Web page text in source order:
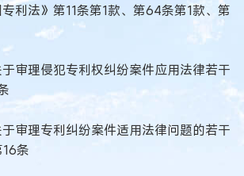
利法》第11条第1款、第64条第1款、第
于审理侵犯专利权纠纷案件应用法律若干
于审理专利纠纷案件适用法律问题的若干
条